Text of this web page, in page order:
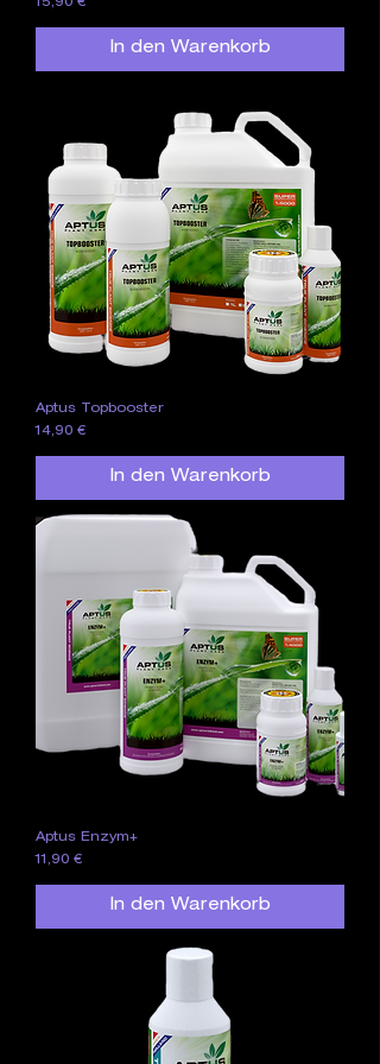
15,90 €
In den Warenkorb
Aptus Topbooster
Preis
14,90 €
In den Warenkorb
Aptus Enzym+
Preis
11,90 €
In den Warenkorb